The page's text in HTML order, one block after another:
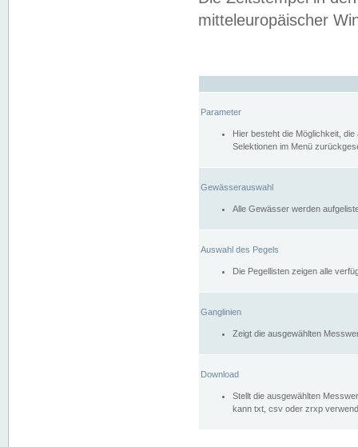
mitteleuropäischer
Parameter
Hier besteht die Möglichkeit,
Selektionen im Menü
Gewässerauswahl
Alle Gewässer werden
Auswahl des Pegels
Die Pegellisten zeigen alle
Ganglinien
Zeigt die ausgewählten
Download
Stellt die ausgewählten
kann txt, csv oder zrxp